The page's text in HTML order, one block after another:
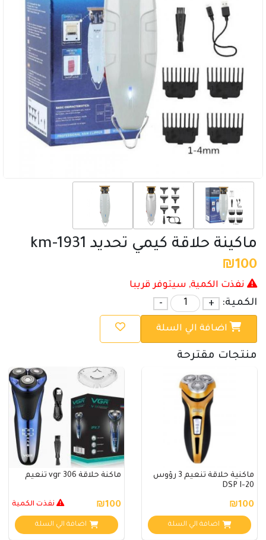
ماكينة حلاقة كيمي تحديد km-1931
₪100
نفذت الكمية, سيتوفر قريبا
الكمية: +
-
اضافة الي السلة
منتجات مقترحة
ماكنية حلاقة تنعيم 3 رؤوس
DSP I-20
₪100
اضافة الي السلة
ماكنة حلاقة vgr 306 تنعيم
₪100 نفذت الكمية
اضافة الي السلة